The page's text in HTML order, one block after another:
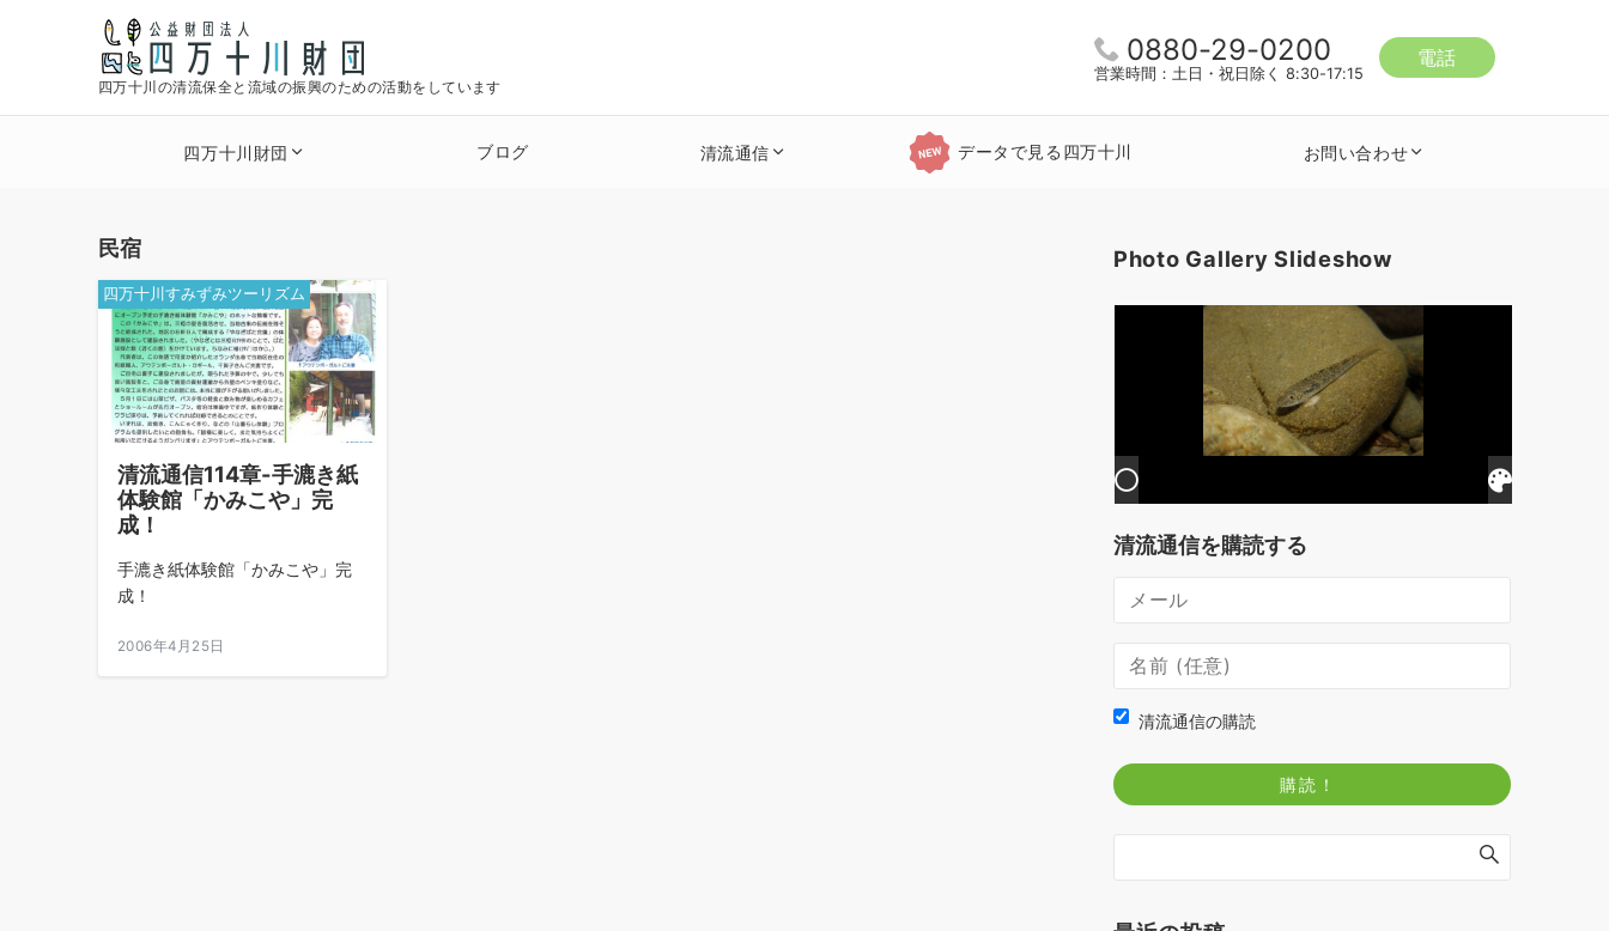
四万十川の清流保全と流域の振興のための活動をしています
0880-29-0200
営業時間：土日・祝日除く 8:30-17:15
電話
四万十川財団 ブログ 清流通信 データで見る四万十川 お問い合わせ
民宿
四万十川すみずみツーリズム
清流通信114章-手漉き紙
体験館「かみこや」完
成！
手漉き紙体験館「かみこや」完
成！
2006年4月25日
Photo Gallery Slideshow
清流通信を購読する
清流通信の購読